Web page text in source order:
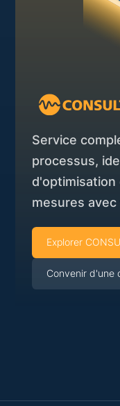
Service
processus,
mesures avec
Explorer
Convenir d'une